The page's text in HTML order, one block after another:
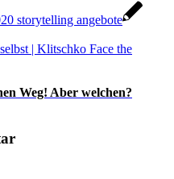
Weg! Aber welchen?